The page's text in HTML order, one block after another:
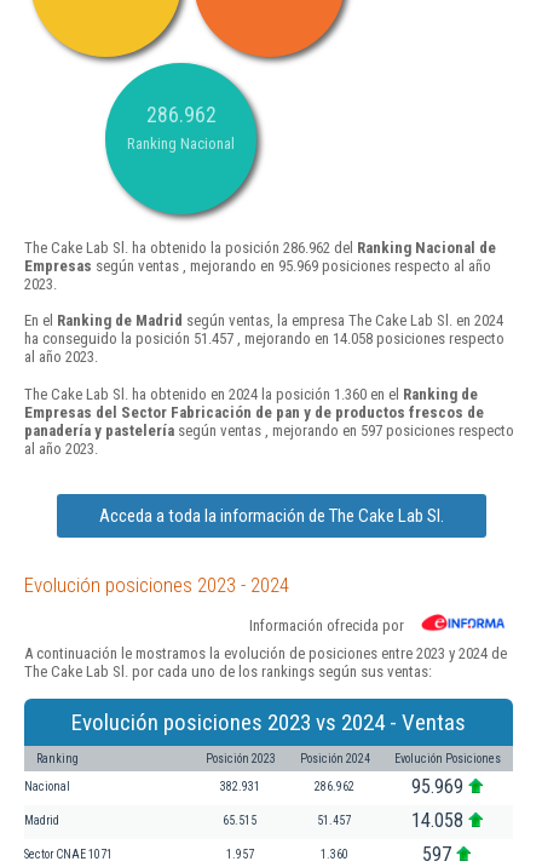
286.962
Ranking Nacional
The Cake Lab Sl. ha obtenido la posición 286.962 del Ranking Nacional de
Empresas según ventas , mejorando en 95.969 posiciones respecto al año
2023.
En el Ranking de Madrid según ventas, la empresa The Cake Lab Sl. en 2024
ha conseguido la posición 51.457 , mejorando en 14.058 posiciones respecto
al año 2023.
The Cake Lab Sl. ha obtenido en 2024 la posición 1.360 en el Ranking de
Empresas del Sector Fabricación de pan y de productos frescos de
panadería y pastelería según ventas , mejorando en 597 posiciones respecto
al año 2023.
Acceda a toda la información de The Cake Lab Sl.
Evolución posiciones 2023 - 2024
Información ofrecida por
A continuación le mostramos la evolución de posiciones entre 2023 y 2024 de
The Cake Lab Sl. por cada uno de los rankings según sus ventas:
Evolución posiciones 2023 vs 2024 - Ventas
Ranking Posición 2023 Posición 2024 Evolución Posiciones
Nacional 382.931 286.962 95.969
Madrid 65.515 51.457 14.058
Sector CNAE 1071 1.957 1.360 597